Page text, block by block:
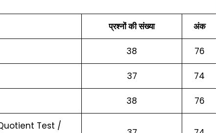
प्रश्नों की संख्या अंक
38 76
37 74
38 76
Test /